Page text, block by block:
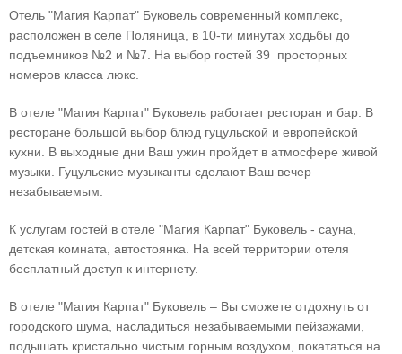
Отель "Магия Карпат" Буковель современный комплекс,
расположен в селе Поляница, в 10-ти минутах ходьбы до
подъемников №2 и №7. На выбор гостей 39 просторных
номеров класса люкс.
В отеле "Магия Карпат" Буковель работает ресторан и бар. В
ресторане большой выбор блюд гуцульской и европейской
кухни. В выходные дни Ваш ужин пройдет в атмосфере живой
музыки. Гуцульские музыканты сделают Ваш вечер
незабываемым.
К услугам гостей в отеле "Магия Карпат" Буковель - сауна,
детская комната, автостоянка. На всей территории отеля
бесплатный доступ к интернету.
В отеле "Магия Карпат" Буковель – Вы сможете отдохнуть от
городского шума, насладиться незабываемыми пейзажами,
подышать кристально чистым горным воздухом, покататься на